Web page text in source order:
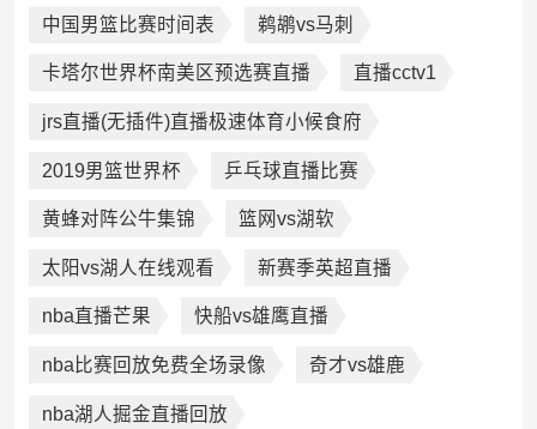
中国男篮比赛时间表 鹈鹕vs马刺
卡塔尔世界杯南美区预选赛直播 直播cctv1
jrs直播(无插件)直播极速体育小候食府
2019男篮世界杯 乒乓球直播比赛
黄蜂对阵公牛集锦 篮网vs湖软
太阳vs湖人在线观看 新赛季英超直播
nba直播芒果 快船vs雄鹰直播
nba比赛回放免费全场录像 奇才vs雄鹿
nba湖人掘金直播回放